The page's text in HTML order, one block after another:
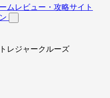
レジャークルーズ